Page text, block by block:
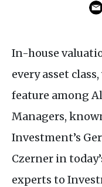
In-house
every asset
feature among
Managers,
Investment’s
Czerner in
experts to